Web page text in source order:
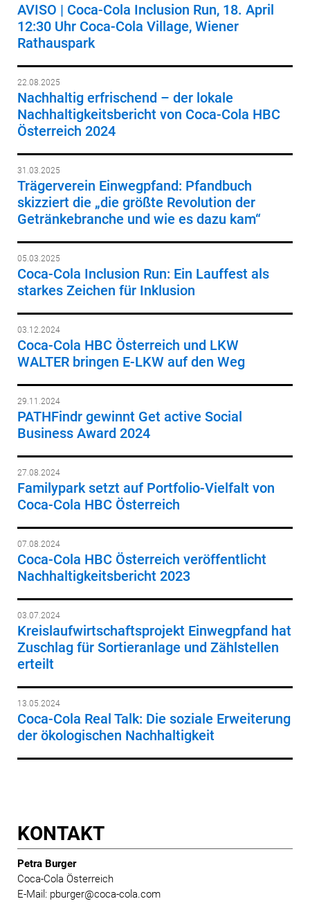
AVISO | Coca-Cola Inclusion Run, 18. April
12:30 Uhr Coca-Cola Village, Wiener
Rathauspark
22.08.2025
Nachhaltig erfrischend – der lokale
Nachhaltigkeitsbericht von Coca-Cola HBC
Österreich 2024
31.03.2025
Trägerverein Einwegpfand: Pfandbuch
skizziert die „die größte Revolution der
Getränkebranche und wie es dazu kam“
05.03.2025
Coca-Cola Inclusion Run: Ein Lauffest als
starkes Zeichen für Inklusion
03.12.2024
Coca-Cola HBC Österreich und LKW
WALTER bringen E-LKW auf den Weg
29.11.2024
PATHFindr gewinnt Get active Social
Business Award 2024
27.08.2024
Familypark setzt auf Portfolio-Vielfalt von
Coca-Cola HBC Österreich
07.08.2024
Coca-Cola HBC Österreich veröffentlicht
Nachhaltigkeitsbericht 2023
03.07.2024
Kreislaufwirtschaftsprojekt Einwegpfand hat
Zuschlag für Sortieranlage und Zählstellen
erteilt
13.05.2024
Coca-Cola Real Talk: Die soziale Erweiterung
der ökologischen Nachhaltigkeit
KONTAKT
Petra Burger
Coca-Cola Österreich
E-Mail: pburger@coca-cola.com